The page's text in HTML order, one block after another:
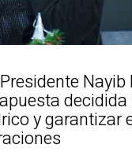
Nayib
y garantizar